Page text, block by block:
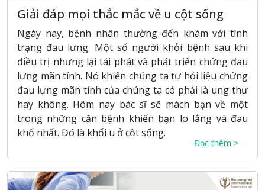
Giải đáp mọi thắc mắc về u cột sống
Ngày nay, bệnh nhân thường đến khám với tình
trạng đau lưng. Một số người khỏi bệnh sau khi
điều trị nhưng lại tái phát và phát triển chứng đau
lưng mãn tính. Nó khiến chúng ta tự hỏi liệu chứng
đau lưng mãn tính của chúng ta có phải là ung thư
hay không. Hôm nay bác sĩ sẽ mách bạn về một
trong những căn bệnh khiến bạn lo lắng và đau
khổ nhất. Đó là khối u ở cột sống.
Đọc thêm >